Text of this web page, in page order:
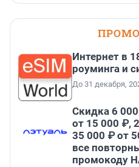
Интернет в
роуминга и
До 31 декабря,
Скидка 6
от 15 000 ₽,
35 000 ₽ от
все
промокоду